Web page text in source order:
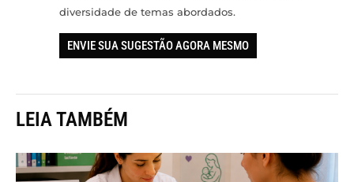
diversidade de temas abordados.
ENVIE SUA SUGESTÃO AGORA MESMO
LEIA TAMBÉM